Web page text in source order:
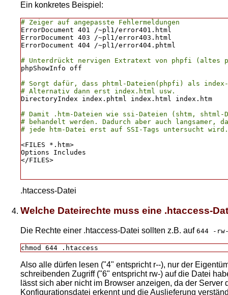
Ein konkretes Beispiel:
# Zeiger auf angepasste Fehlermeldungen
ErrorDocument 401 /~pl1/error401.html
ErrorDocument 403 /~pl1/error403.html
ErrorDocument 404 /~pl1/error404.phtml
# Unterdrückt nervigen Extratext von phpfi (altes
phpShowInfo off
# Sorgt dafür, dass phtml-Dateien(phpfi) als
# Alternativ dann erst index.html usw.
DirectoryIndex index.phtml index.html index.htm
# Damit .htm-Dateien wie ssi-Dateien (shtm, shtml-
# behandelt werden. Dadurch aber auch langsamer, da
# jede htm-Datei erst auf SSI-Tags untersucht wird.
<FILES *.htm>
Options Includes
</FILES>
.htaccess-Datei
Welche Dateirechte muss eine .htaccess-
Die Rechte einer .htaccess-Datei sollten z.B. auf 644 -
chmod 644 .htaccess
Also alle dürfen lesen ("4" entspricht r--), nur der
schreibenden Zugriff ("6" entspricht rw-) auf die Datei
lässt sich aber nicht im Browser anzeigen, da der Server
Konfigurationsdatei erkennt und die Auslieferung